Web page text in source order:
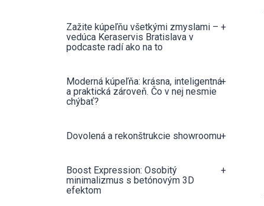
Zažite kúpeľňu všetkými zmyslami –
vedúca Keraservis Bratislava v
podcaste radí ako na to
+
Moderná kúpeľňa: krásna, inteligentná
a praktická zároveň. Čo v nej nesmie
chýbať?
+
Dovolená a rekonštrukcie showroomu+
Boost Expression: Osobitý
minimalizmus s betónovým 3D
efektom
+